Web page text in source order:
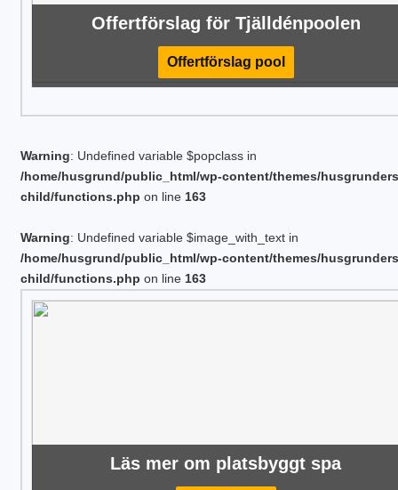
Offertförslag för Tjälldénpoolen
Offertförslag pool
Warning: Undefined variable $popclass in
/home/husgrund/public_html/wp-content/themes/
child/functions.php on line 163
Warning: Undefined variable $image_with_text in
/home/husgrund/public_html/wp-content/themes/
child/functions.php on line 163
Läs mer om platsbyggt spa